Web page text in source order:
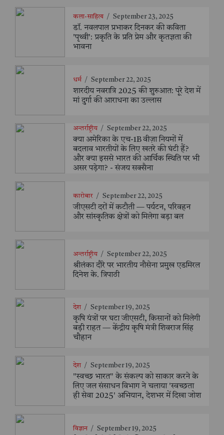
कला-साहित्य / September 23, 2025
डॉ. नवलपाल प्रभाकर दिनकर की कविता
'पृथ्वी': प्रकृति के प्रति प्रेम और कृतज्ञता की
भावना
धर्म / September 22, 2025
शारदीय नवरात्रि 2025 की शुरुआत: पूरे देश में
मां दुर्गा की आराधना का उल्लास
अन्तर्राष्ट्रीय / September 22, 2025
क्या अमेरिका के एच-1B वीज़ा नियमों में
बदलाव भारतीयों के लिए खतरे की घंटी हैं?
और क्या इससे भारत की आर्थिक स्थिति पर भी
असर पड़ेगा? - संजय सक्सैना
कारोबार / September 22, 2025
जीएसटी दरों में कटौती — पर्यटन, परिवहन
और सांस्कृतिक क्षेत्रों को मिलेगा बड़ा बल
अन्तर्राष्ट्रीय / September 22, 2025
श्रीलंका दौरे पर भारतीय नौसेना प्रमुख एडमिरल
दिनेश के. त्रिपाठी
देश / September 19, 2025
कृषि यंत्रों पर घटा जीएसटी, किसानों को मिलेगी
बड़ी राहत — केंद्रीय कृषि मंत्री शिवराज सिंह
चौहान
देश / September 19, 2025
"स्वच्छ भारत" के संकल्प को साकार करने के
लिए जल संसाधन विभाग ने चलाया 'स्वच्छता
ही सेवा 2025' अभियान, देशभर में दिखा जोश
विज्ञान / September 19, 2025